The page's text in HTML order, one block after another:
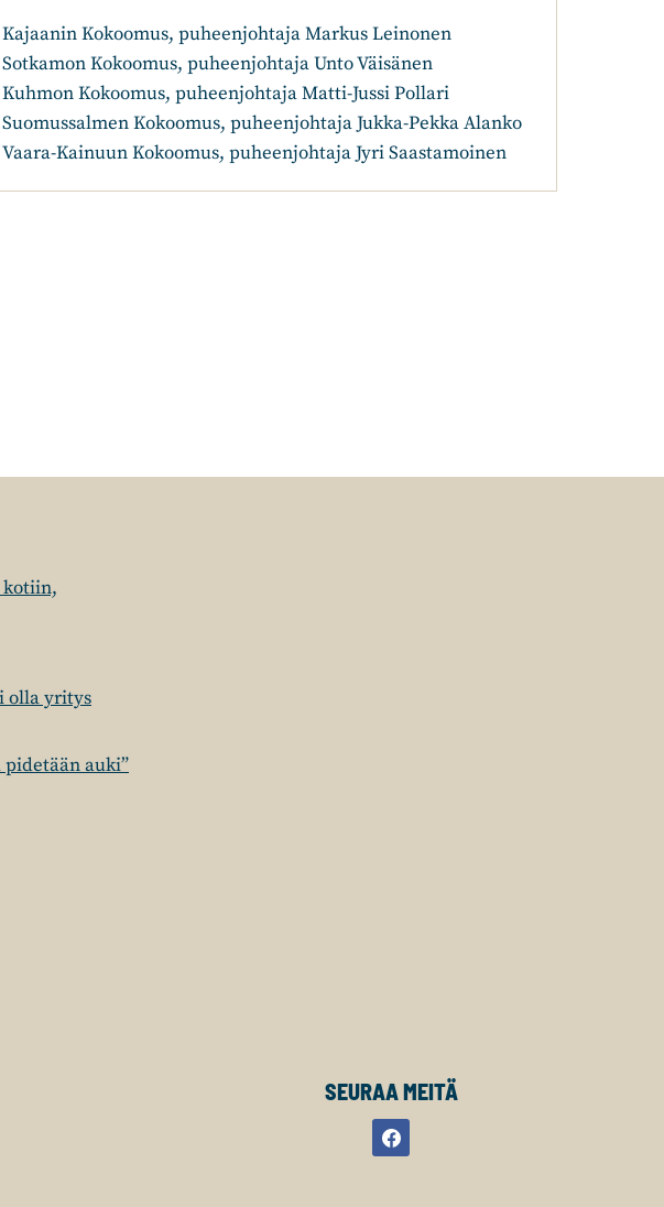
Kajaanin Kokoomus, puheenjohtaja Markus Leinonen
Sotkamon Kokoomus, puheenjohtaja Unto Väisänen
Kuhmon Kokoomus, puheenjohtaja Matti-Jussi Pollari
Suomussalmen Kokoomus, puheenjohtaja Jukka-Pekka Alanko
Vaara-Kainuun Kokoomus, puheenjohtaja Jyri Saastamoinen
kotiin,
olla yritys
auki”
SEURAA MEITÄ